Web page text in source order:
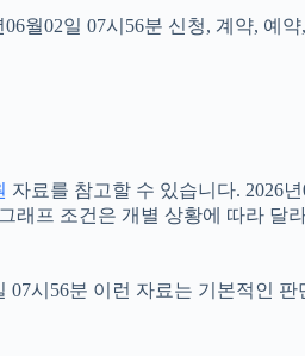
02일 07시56분 신청, 계약, 예
자료를 참고할 수 있습니다. 2026
래프 조건은 개별 상황에 따라 달
07시56분 이런 자료는 기본적인